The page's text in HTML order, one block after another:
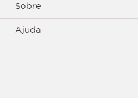
Sobre
Ajuda